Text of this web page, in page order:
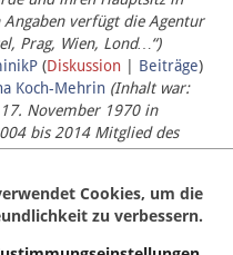
Angaben verfügt die Agentur
Prag, Wien, Lond…“)
(Diskussion Beiträge)
Koch-Mehrin (Inhalt war:
November 1970 in
bis 2014 Mitglied des
November 2014 ist sie für
Cookies, um die
zu verbessern.